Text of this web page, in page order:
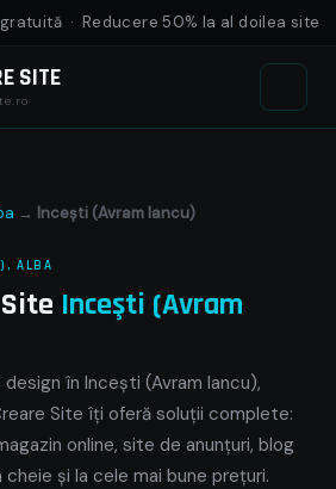
· Reducere 50% la al doilea site
SITE
→ Inceşti (Avram Iancu)
ALBA
Inceşti (Avram
în Inceşti (Avram Iancu),
Site îți oferă soluții complete:
online, site de anunțuri, blog
și la cele mai bune prețuri.